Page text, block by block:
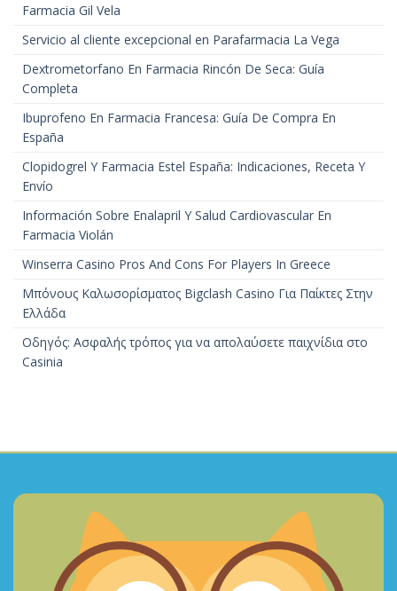
Farmacia Gil Vela
Servicio al cliente excepcional en Parafarmacia La Vega
Dextrometorfano En Farmacia Rincón De Seca: Guía
Completa
Ibuprofeno En Farmacia Francesa: Guía De Compra En
España
Clopidogrel Y Farmacia Estel España: Indicaciones, Receta Y
Envío
Información Sobre Enalapril Y Salud Cardiovascular En
Farmacia Violán
Winserra Casino Pros And Cons For Players In Greece
Μπόνους Καλωσορίσματος Bigclash Casino Για Παίκτες Στην
Ελλάδα
Οδηγός: Ασφαλής τρόπος για να απολαύσετε παιχνίδια στο
Casinia